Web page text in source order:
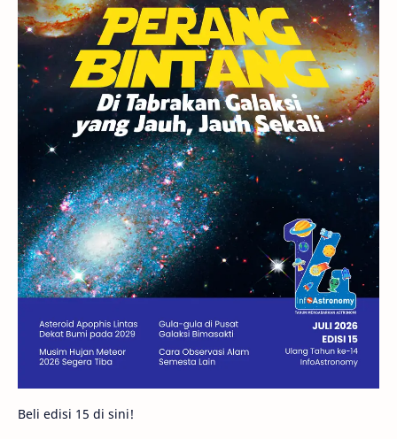
GBT 2018 UFO Advertorial
Astrofotografi
Stasiun Luar Angkasa Internasional
Gugus Bintang Menarik Dibaca
Venus Pluto Galaksi Kerdil
Gambar Harian Titan
Bintang Neutron Hubble Tips
Juno Bintang Biner
Fakta Galaksi Spiral
Beli edisi 15 di sini!